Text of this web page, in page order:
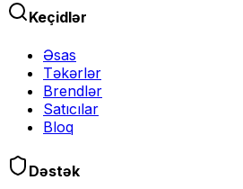
Keçidlər
Əsas
Təkərlər
Brendlər
Satıcılar
Bloq
Dəstək